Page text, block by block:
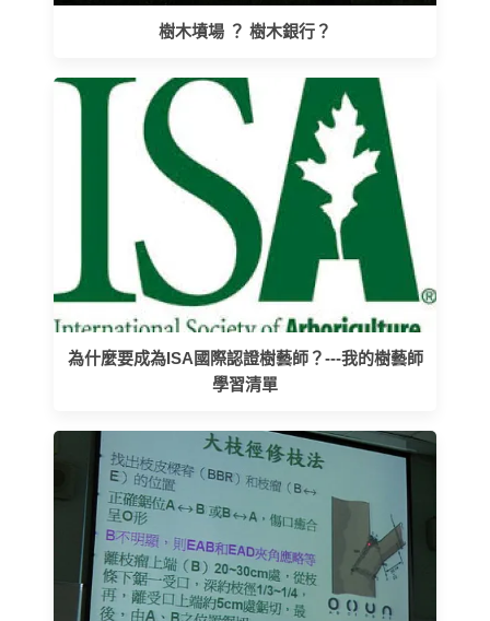
樹木墳場 ？ 樹木銀行？
為什麼要成為ISA國際認證樹藝師？---我的樹藝師
學習清單